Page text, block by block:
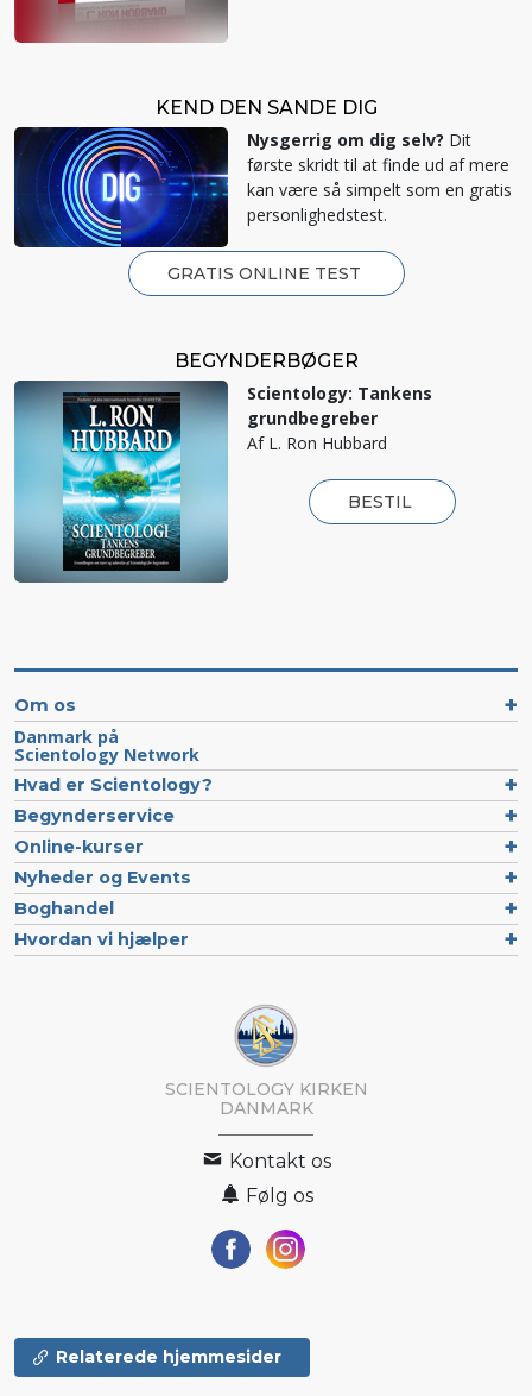
KEND DEN SANDE DIG
Nysgerrig om dig selv? Dit
første skridt til at finde ud af mere
kan være så simpelt som en gratis
personlighedstest.
GRATIS ONLINE TEST
BEGYNDERBØGER
Scientology: Tankens
grundbegreber
Af L. Ron Hubbard
BESTIL
Om os
Danmark på
Scientology Network
Hvad er Scientology?
Begynderservice
Online-kurser
Nyheder og Events
Boghandel
Hvordan vi hjælper
SCIENTOLOGY KIRKEN
DANMARK
Kontakt os
Følg os
Relaterede hjemmesider